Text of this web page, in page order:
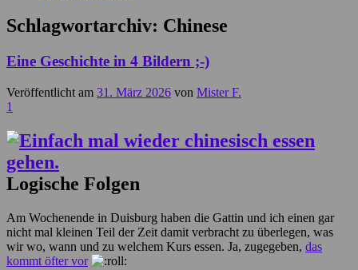
Schlagwortarchiv: Chinese
Eine Geschichte in 4 Bildern ;-)
Veröffentlicht am 31. März 2026 von Mister F.
1
Logische Folgen
Am Wochenende in Duisburg haben die Gattin und ich einen gar
nicht mal kleinen Teil der Zeit damit verbracht zu überlegen, was
wir wo, wann und zu welchem Kurs essen. Ja, zugegeben, das
kommt öfter vor